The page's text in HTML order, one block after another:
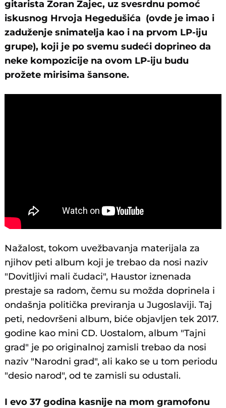
gitarista Zoran Zajec, uz svesrdnu pomoć
iskusnog Hrvoja Hegedušića (ovde je imao i
zaduženje snimatelja kao i na prvom LP-iju
grupe), koji je po svemu sudeći doprineo da
neke kompozicije na ovom LP-iju budu
prožete mirisima šansone.
Nažalost, tokom uvežbavanja materijala za
njihov peti album koji je trebao da nosi naziv
"Dovitljivi mali čudaci", Haustor iznenada
prestaje sa radom, čemu su možda doprinela i
ondašnja politička previranja u Jugoslaviji. Taj
peti, nedovršeni album, biće objavljen tek 2017.
godine kao mini CD. Uostalom, album "Tajni
grad" je po originalnoj zamisli trebao da nosi
naziv "Narodni grad", ali kako se u tom periodu
"desio narod", od te zamisli su odustali.
I evo 37 godina kasnije na mom gramofonu